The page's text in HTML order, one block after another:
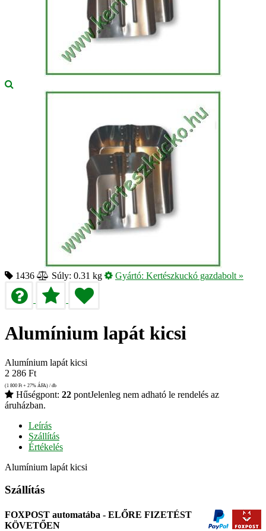
1436 Súly: 0.31 kg Gyártó: Kertészkuckó gazdabolt »
Alumínium lapát kicsi
Alumínium lapát kicsi
2 286 Ft
(1 800 Ft + 27% ÁFA) / db
Hűségpont: 22 pontJelenleg nem adható le rendelés az
áruházban.
Leírás
Szállítás
Értékelés
Alumínium lapát kicsi
Szállítás
FOXPOST automatába - ELŐRE FIZETÉST
KÖVETŐEN